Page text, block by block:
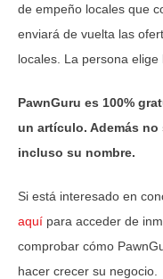
de empeño locales que
enviará de vuelta las
locales. La persona elige
PawnGuru es 100%
un artículo. Además
incluso su nombre.
Si está interesado en
aquí para acceder de
comprobar cómo
hacer crecer su negocio.